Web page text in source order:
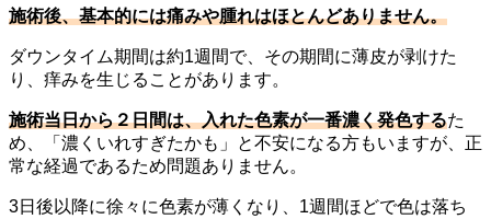
施術後、基本的には痛みや腫れはほとんどありません。
ダウンタイム期間は約1週間で、その期間に薄皮が剥けた
り、痒みを生じることがあります。
施術当日から２日間は、入れた色素が一番濃く発色するた
め、「濃くいれすぎたかも」と不安になる方もいますが、正
常な経過であるため問題ありません。
3日後以降に徐々に色素が薄くなり、1週間ほどで色は落ち